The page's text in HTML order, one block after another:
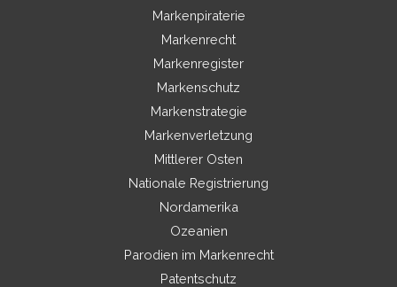
Markenpiraterie
Markenrecht
Markenregister
Markenschutz
Markenstrategie
Markenverletzung
Mittlerer Osten
Nationale Registrierung
Nordamerika
Ozeanien
Parodien im Markenrecht
Patentschutz